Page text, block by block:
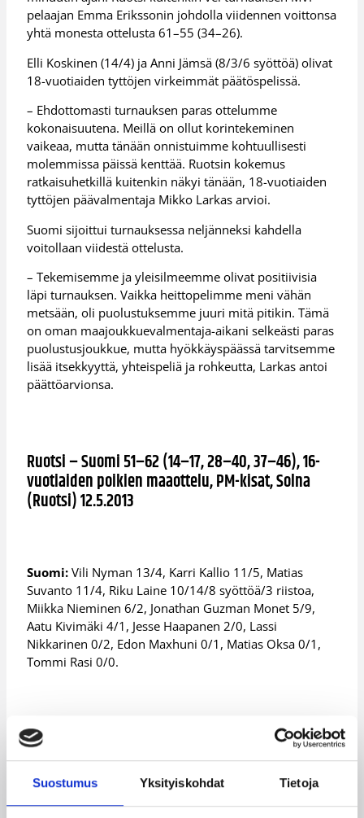
Suostumus Yksityiskohdat Tietoja
pelaajan Emma Erikssonin johdolla viidennen voittonsa
yhtä monesta ottelusta 61–55 (34–26).
Elli Koskinen (14/4) ja Anni Jämsä (8/3/6 syöttöä) olivat
18-vuotiaiden tyttöjen virkeimmät päätöspelissä.
– Ehdottomasti turnauksen paras ottelumme
kokonaisuutena. Meillä on ollut korintekeminen
vaikeaa, mutta tänään onnistuimme kohtuullisesti
molemmissa päissä kenttää. Ruotsin kokemus
ratkaisuhetkillä kuitenkin näkyi tänään, 18-vuotiaiden
tyttöjen päävalmentaja Mikko Larkas arvioi.
Suomi sijoittui turnauksessa neljänneksi kahdella
voitollaan viidestä ottelusta.
– Tekemisemme ja yleisilmeemme olivat positiivisia
läpi turnauksen. Vaikka heittopelimme meni vähän
metsään, oli puolustuksemme juuri mitä pitikin. Tämä
on oman maajoukkuevalmentaja-aikani selkeästi paras
puolustusjoukkue, mutta hyökkäyspäässä tarvitsemme
lisää itsekkyyttä, yhteispeliä ja rohkeutta, Larkas antoi
päättöarvionsa.
Ruotsi – Suomi 51–62 (14–17, 28–40, 37–46), 16-
vuotiaiden poikien maaottelu, PM-kisat, Solna
(Ruotsi) 12.5.2013
Suomi: Vili Nyman 13/4, Karri Kallio 11/5, Matias
Suvanto 11/4, Riku Laine 10/14/8 syöttöä/3 riistoa,
Miikka Nieminen 6/2, Jonathan Guzman Monet 5/9,
Aatu Kivimäki 4/1, Jesse Haapanen 2/0, Lassi
Nikkarinen 0/2, Edon Maxhuni 0/1, Matias Oksa 0/1,
Tommi Rasi 0/0.
Ruotsi – Suomi 87–78 (19–21, 39–38, 61–55), 18-
vuotiaiden poikien maaottelu, PM-kisat, Solna
(Ruotsi) 12.5.2013